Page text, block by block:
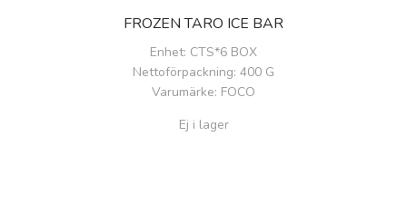
FROZEN TARO ICE BAR
Enhet: CTS*6 BOX
Nettoförpackning: 400 G
Varumärke: FOCO
Ej i lager